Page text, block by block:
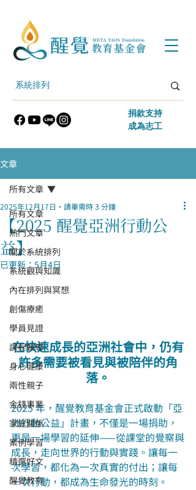
​捐款支持
​成為志工
文章
所有文章
熱門文章
關於系統排列
系統觀與知識
內在排列與冥想
創傷療癒
學員見證
課程報導
身心健康
兩性親子
金錢事業
家庭關係
案例學習
精選好文
醒覺教育
所有文章
【2025 醒覺亞洲行動公
益】
2025年12月17日 讀畢需時 3 分鐘
已更新：5月4日
在快速成長的亞洲社會中，仍有
許多需要被看見與被陪伴的角
落。
2025 年，醒覺教育基金會正式啟動「亞
洲行動公益」計畫，不僅是一場捐助，
更是一場學習的延伸——從課堂的覺察與
成長，走向世界的行動與實踐。讓每一
次學習，都化為一次真實的付出；讓每
一次行動，都成為生命發光的時刻。